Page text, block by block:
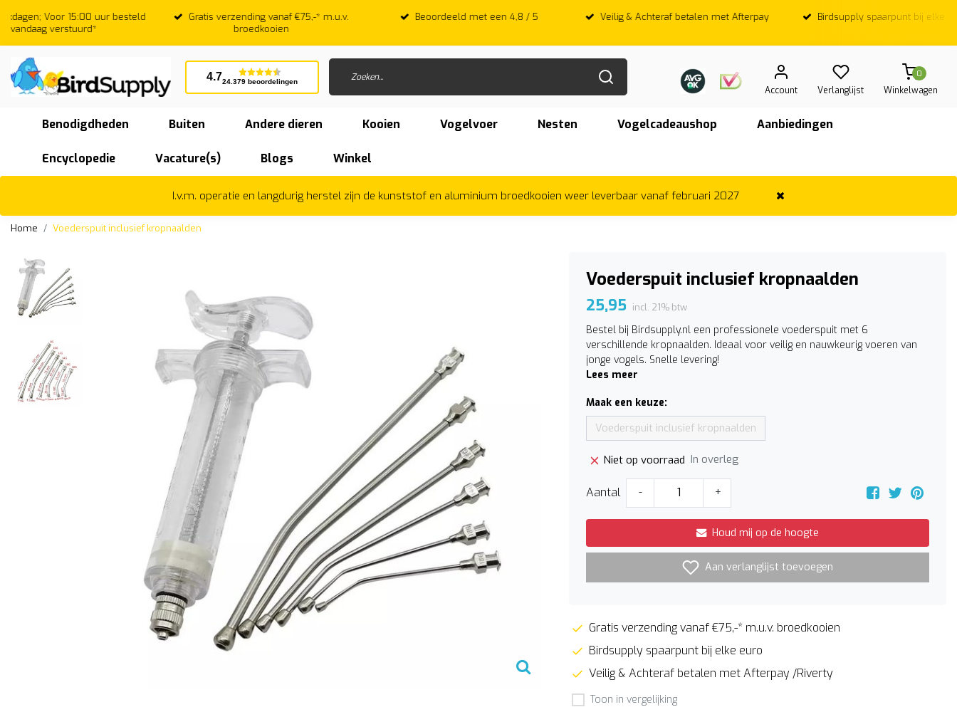
Gratis verzending vanaf €75,-* m.u.v.
broedkooien
Beoordeeld met een 4,8 / 5 Veilig & Achteraf betalen met Afterpay Birdsupply spaarpunt bij elke euro
Op werkdagen;
4.724.379 beoordelingen
Account Verlanglijst
0
Winkelwagen
Benodigdheden Buiten Andere dieren Kooien Vogelvoer Nesten Vogelcadeaushop Aanbiedingen
Encyclopedie Vacature(s) Blogs Winkel
I.v.m. operatie en langdurig herstel zijn de kunststof en aluminium broedkooien weer leverbaar vanaf februari 2027
Home Voederspuit inclusief kropnaalden
Voederspuit inclusief kropnaalden
25,95 incl. 21% btw
Bestel bij Birdsupply.nl een professionele voederspuit met 6
verschillende kropnaalden. Ideaal voor veilig en nauwkeurig voeren van
jonge vogels. Snelle levering!
Lees meer
Maak een keuze:
Voederspuit inclusief kropnaalden
Niet op voorraad In overleg
Aantal - +
Houd mij op de hoogte
Aan verlanglijst toevoegen
Gratis verzending vanaf €75,-* m.u.v. broedkooien
Birdsupply spaarpunt bij elke euro
Veilig & Achteraf betalen met Afterpay /Riverty
Toon in vergelijking